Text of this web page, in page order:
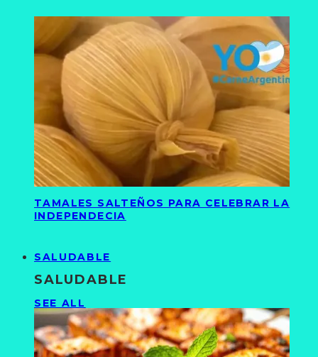
TAMALES SALTEÑOS PARA CELEBRAR LA
INDEPENDECIA
SALUDABLE
SALUDABLE
SEE ALL